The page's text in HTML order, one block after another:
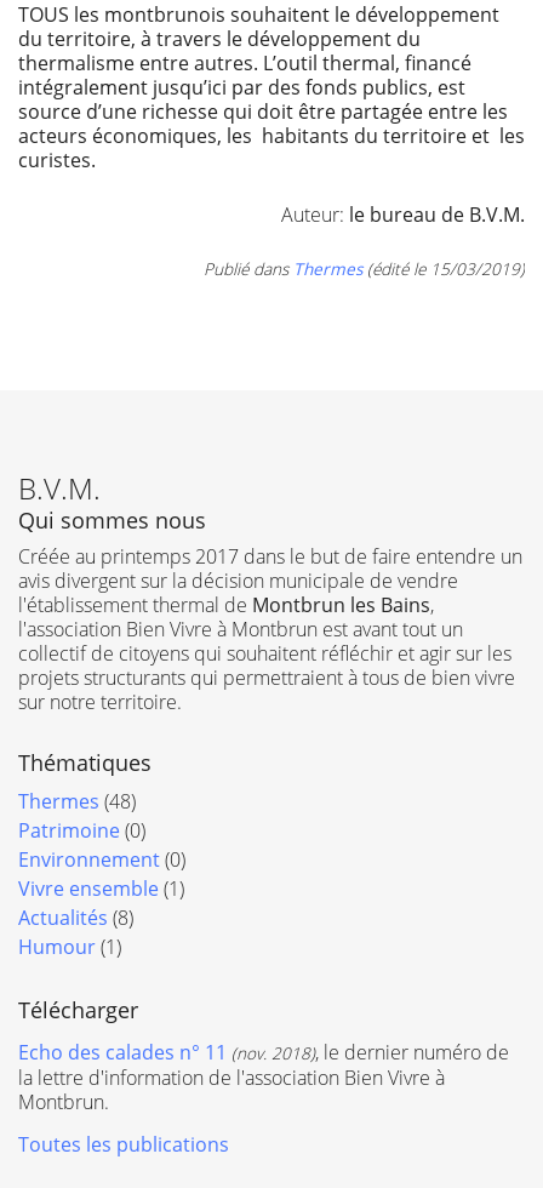
TOUS les montbrunois souhaitent le développement
du territoire, à travers le développement du
thermalisme entre autres. L’outil thermal, financé
intégralement jusqu’ici par des fonds publics, est
source d’une richesse qui doit être partagée entre les
acteurs économiques, les habitants du territoire et les
curistes.
Auteur: le bureau de B.V.M.
Publié dans Thermes(édité le 15/03/2019)
B.V.M.
Qui sommes nous
Créée au printemps 2017 dans le but de faire entendre un
avis divergent sur la décision municipale de vendre
l'établissement thermal de Montbrun les Bains,
l'association Bien Vivre à Montbrun est avant tout un
collectif de citoyens qui souhaitent réfléchir et agir sur les
projets structurants qui permettraient à tous de bien vivre
sur notre territoire.
Thématiques
Thermes (48)
Patrimoine(0)
Environnement(0)
Vivre ensemble(1)
Actualités (8)
Humour(1)
Télécharger
Echo des calades n° 11 (nov. 2018), le dernier numéro de
la lettre d'information de l'association Bien Vivre à
Montbrun.
Toutes les publications